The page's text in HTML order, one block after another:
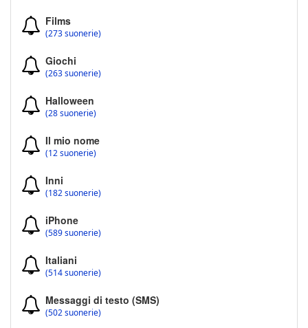
Films
(273 suonerie)
Giochi
(263 suonerie)
Halloween
(28 suonerie)
Il mio nome
(12 suonerie)
Inni
(182 suonerie)
iPhone
(589 suonerie)
Italiani
(514 suonerie)
Messaggi di testo (SMS)
(502 suonerie)